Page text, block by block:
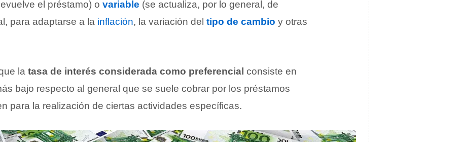
el préstamo) o variable (se actualiza, por lo general, de
para adaptarse a la inflación, la variación del tipo de cambio y otras
la tasa de interés considerada como preferencial consiste en
bajo respecto al general que se suele cobrar por los préstamos
para la realización de ciertas actividades específicas.